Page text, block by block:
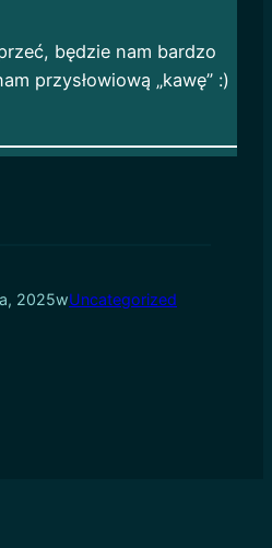
będzie nam bardzo
przysłowiową „kawę” :)
2025wUncategorized